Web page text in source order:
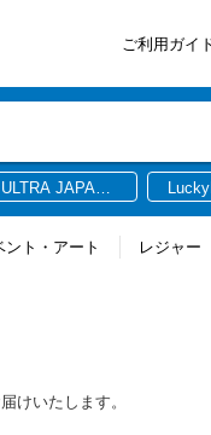
ご利用ガイ
ULTRA JAPAN
ント・アート レジャー
けいたします。